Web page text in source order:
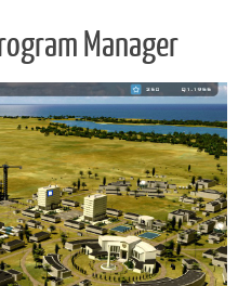
Manager